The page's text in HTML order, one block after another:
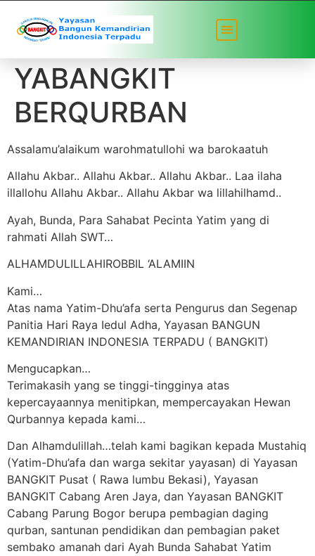
Idul Adha 1441
YABANGKIT
BERQURBAN
Assalamu’alaikum warohmatullohi wa barokaatuh
Allahu Akbar.. Allahu Akbar.. Allahu Akbar.. Laa ilaha
illallohu Allahu Akbar.. Allahu Akbar wa lillahilhamd..
Ayah, Bunda, Para Sahabat Pecinta Yatim yang di
rahmati Allah SWT…
ALHAMDULILLAHIROBBIL ‘ALAMIIN
Kami…
Atas nama Yatim-Dhu’afa serta Pengurus dan Segenap
Panitia Hari Raya Iedul Adha, Yayasan BANGUN
KEMANDIRIAN INDONESIA TERPADU ( BANGKIT)
Mengucapkan…
Terimakasih yang se tinggi-tingginya atas
kepercayaannya menitipkan, mempercayakan Hewan
Qurbannya kepada kami…
Dan Alhamdulillah…telah kami bagikan kepada Mustahiq
(Yatim-Dhu’afa dan warga sekitar yayasan) di Yayasan
BANGKIT Pusat ( Rawa lumbu Bekasi), Yayasan
BANGKIT Cabang Aren Jaya, dan Yayasan BANGKIT
Cabang Parung Bogor berupa pembagian daging
qurban, santunan pendidikan dan pembagian paket
sembako amanah dari Ayah Bunda Sahabat Yatim